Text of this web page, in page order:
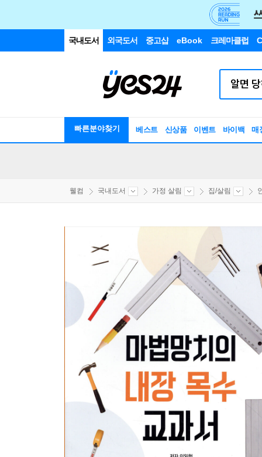
국내도서 외국도서 중고샵 eBook 크레마클럽
빠른분야찾기 베스트 신상품 이벤트 바이백 매
웰컴 국내도서 가정 살림 집/살림